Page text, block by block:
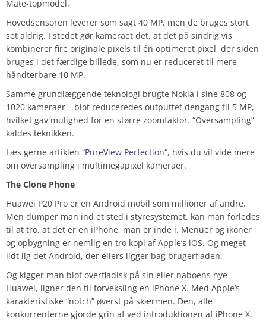
Mate-topmodel.
Hovedsensoren leverer som sagt 40 MP, men de bruges stort
set aldrig. I stedet gør kameraet det, at det på sindrig vis
kombinerer fire originale pixels til én optimeret pixel, der siden
bruges i det færdige billede, som nu er reduceret til mere
håndterbare 10 MP.
Samme grundlæggende teknologi brugte Nokia i sine 808 og
1020 kameraer – blot reduceredes outputtet dengang til 5 MP,
hvilket gav mulighed for en større zoomfaktor. “Oversampling”
kaldes teknikken.
Læs gerne artiklen “PureView Perfection“, hvis du vil vide mere
om oversampling i multimegapixel kameraer.
The Clone Phone
Huawei P20 Pro er en Android mobil som millioner af andre.
Men dumper man ind et sted i styresystemet, kan man forledes
til at tro, at det er en iPhone, man er inde i. Menuer og ikoner
og opbygning er nemlig en tro kopi af Apple’s iOS. Og meget
lidt lig det Android, der ellers ligger bag brugerfladen.
Og kigger man blot overfladisk på sin eller naboens nye
Huawei, ligner den til forveksling en iPhone X. Med Apple’s
karakteristiske “notch” øverst på skærmen. Den, alle
konkurrenterne gjorde grin af ved introduktionen af iPhone X.